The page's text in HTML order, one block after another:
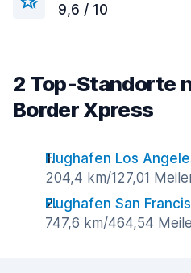
9,6 / 10
2 Top-Standorte
Border Xpress
Flughafen Los
204,4 km/127,01
Flughafen San
747,6 km/464,54